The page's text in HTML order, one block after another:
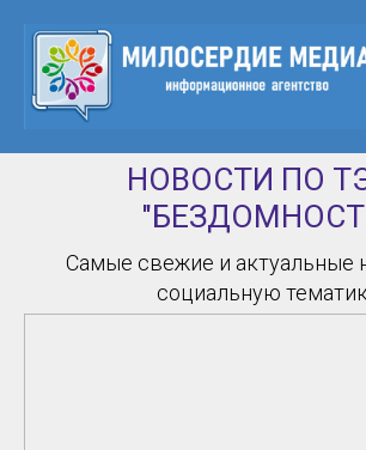
НОВОСТИ ПО
Самые свежие и актуальные
социальную